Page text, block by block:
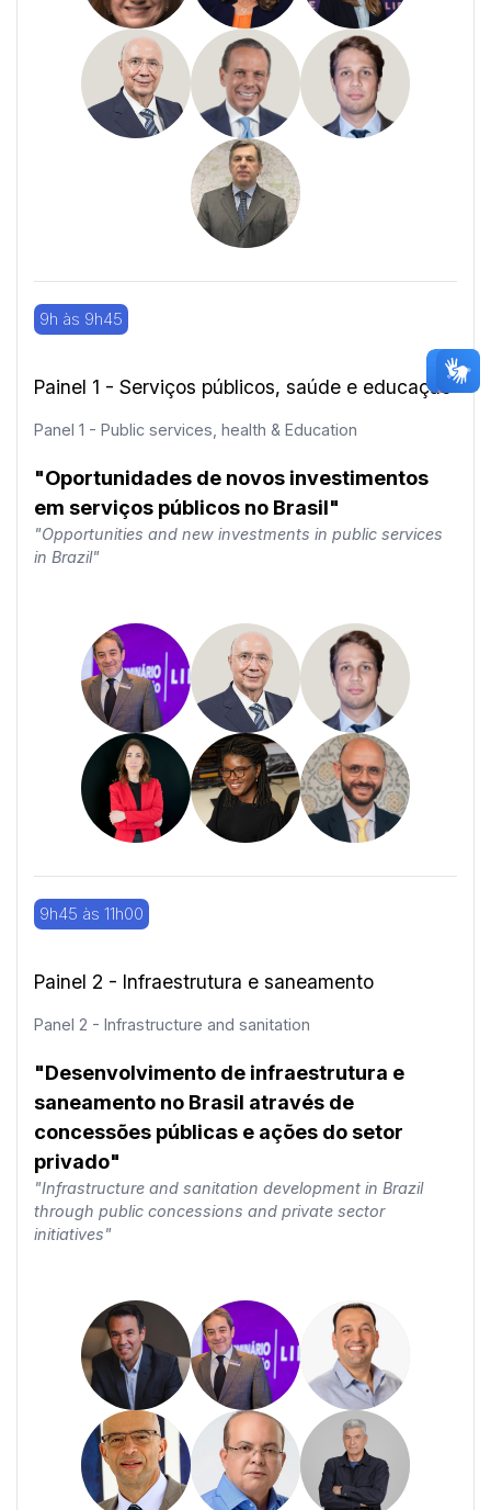
9h às 9h45
Painel 1 - Serviços públicos, saúde e educação
Panel 1 - Public services, health & Education
"Oportunidades de novos investimentos
em serviços públicos no Brasil"
"Opportunities and new investments in public services
in Brazil"
9h45 às 11h00
Painel 2 - Infraestrutura e saneamento
Panel 2 - Infrastructure and sanitation
"Desenvolvimento de infraestrutura e
saneamento no Brasil através de
concessões públicas e ações do setor
privado"
"Infrastructure and sanitation development in Brazil
through public concessions and private sector
initiatives"